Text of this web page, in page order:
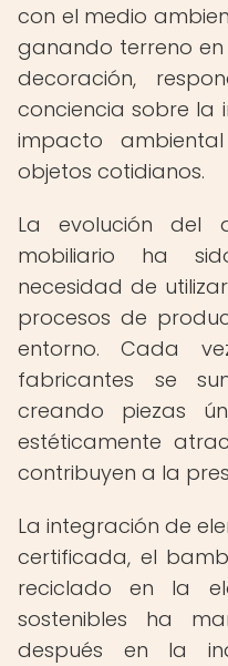
con el medio
ganando terreno
decoración,
conciencia sobre la
impacto
objetos cotidianos.
La evolución del
mobiliario ha
necesidad de
procesos de
entorno. Cada
fabricantes se
creando piezas
estéticamente
contribuyen a la
La integración de
certificada, el
reciclado en la
sostenibles ha
después en la